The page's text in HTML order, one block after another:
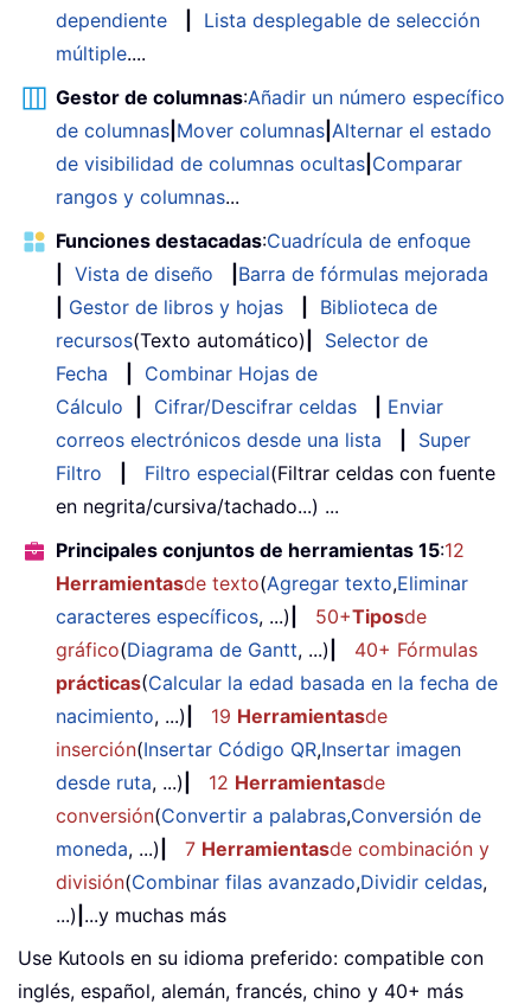
dependiente
Lista desplegable de selección
múltiple....
Gestor de columnas:Añadir un número específico
de columnas Mover columnas Alternar el estado
de visibilidad de columnas ocultas Comparar
rangos y columnas...
Funciones destacadas:Cuadrícula de enfoque
Vista de diseño
Barra de fórmulas mejorada
Gestor de libros y hojas
Biblioteca de
recursos(Texto automático)
Selector de
Fecha
Combinar Hojas de
Cálculo
Cifrar/Descifrar celdas
Enviar
correos electrónicos desde una lista
Super
Filtro
Filtro especial(Filtrar celdas con fuente
en negrita/cursiva/tachado...) ...
Principales conjuntos de herramientas 15:12
Herramientasde texto(Agregar texto,Eliminar
caracteres específicos, ...) 50+Tiposde
gráfico(Diagrama de Gantt, ...)
40+ Fórmulas
prácticas(Calcular la edad basada en la fecha de
nacimiento, ...) 19 Herramientasde
inserción(Insertar Código QR,Insertar imagen
desde ruta, ...) 12 Herramientasde
conversión(Convertir a palabras,Conversión de
moneda, ...) 7 Herramientasde combinación y
división(Combinar filas avanzado,Dividir celdas,
...) ...y muchas más
Use Kutools en su idioma preferido: compatible con
inglés, español, alemán, francés, chino y 40+ más